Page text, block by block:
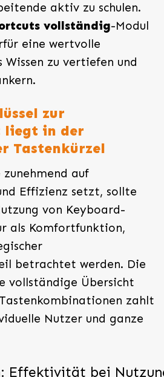
aktiv zu schulen.
vollständig-Modul
eine wertvolle
zu vertiefen und
zur
in der
Tastenkürzel
auf
Effizienz setzt, sollte
von Keyboard-
als Komfortfunktion,
betrachtet werden. Die
vollständige Übersicht
zahlt
Nutzer und ganze
Effektivität bei